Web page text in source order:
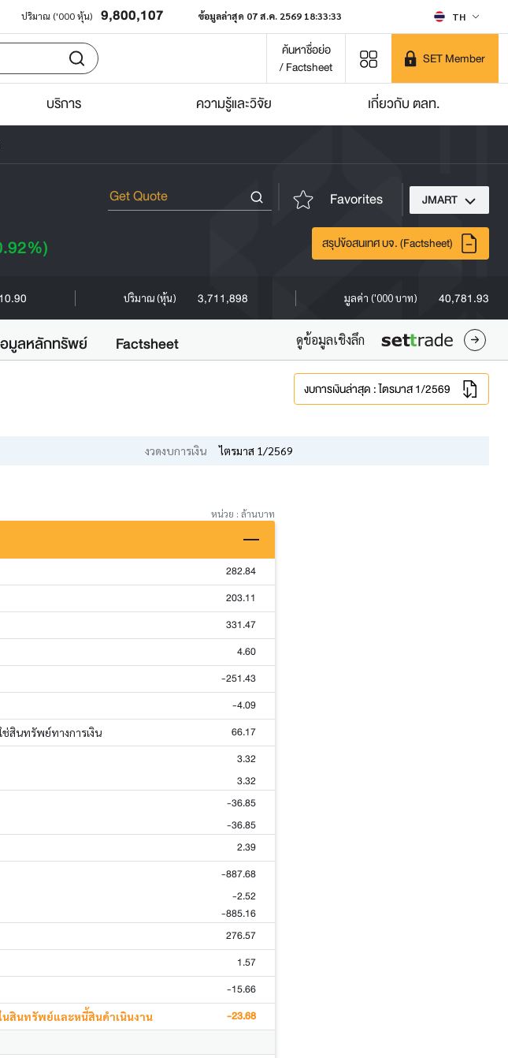
ปริมาณ ('000 หุ้น) 9,800,107 ข้อมูลล่าสุด 07 ส.ค. 2569 18:33:33 TH
ค้นหาชื่อย่อ
/ Factsheet
SET Member
บริการ ความรู้และวิจัย เกี่ยวกับ ตลท.
Favorites JMART
สรุปข้อสนเทศ บจ. (Factsheet)
10.90 ปริมาณ (หุ้น) 3,711,898 มูลค่า ('000 บาท) 40,781.93
มูลหลักทรัพย์ Factsheet ดูข้อมูลเชิงลึก
งบการเงินล่าสุด : ไตรมาส 1/2569
งวดงบการเงิน ไตรมาส 1/2569
หน่วย : ล้านบาท
282.84
203.11
331.47
4.60
-251.43
-4.09
สินทรัพย์ทางการเงิน 66.17
3.32
3.32
-36.85
-36.85
2.39
-887.68
-2.52
-885.16
276.57
1.57
-15.66
นสินทรัพย์และหนี้สินดำเนินงาน -23.68